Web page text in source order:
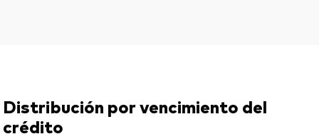
Distribución por vencimiento del
crédito